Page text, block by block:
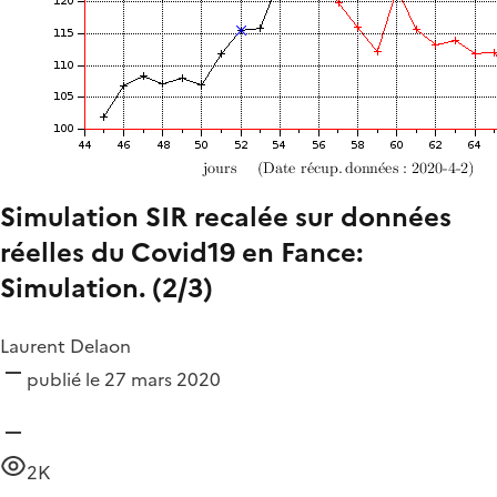
Simulation SIR recalée sur données
réelles du Covid19 en Fance:
Simulation. (2/3)
Laurent Delaon
publié le 27 mars 2020
2K